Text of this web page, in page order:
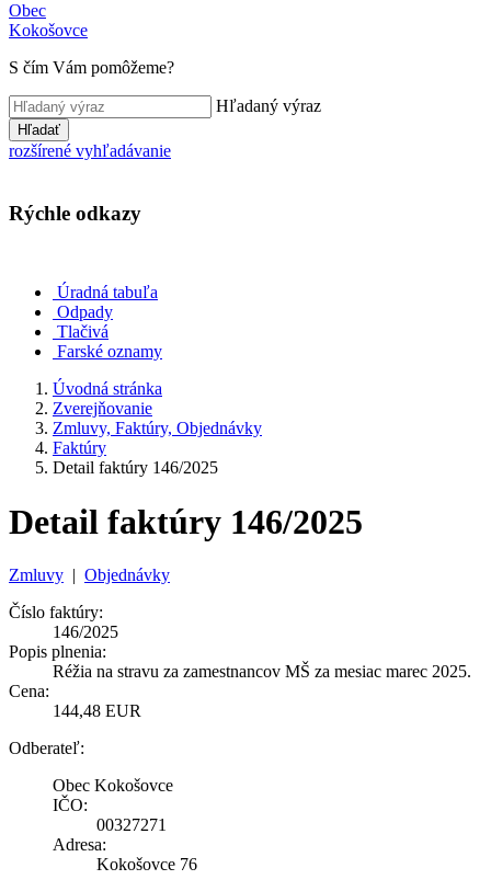
Obec
Kokošovce
S čím Vám pomôžeme?
Hľadaný výraz
Hľadať
rozšírené vyhľadávanie
Rýchle odkazy
Úradná tabuľa
Odpady
Tlačivá
Farské oznamy
Úvodná stránka
Zverejňovanie
Zmluvy, Faktúry, Objednávky
Faktúry
Detail faktúry 146/2025
Detail faktúry 146/2025
Zmluvy | Objednávky
Číslo faktúry:
146/2025
Popis plnenia:
Réžia na stravu za zamestnancov MŠ za mesiac marec 2025.
Cena:
144,48 EUR
Odberateľ:
Obec Kokošovce
IČO:
00327271
Adresa:
Kokošovce 76